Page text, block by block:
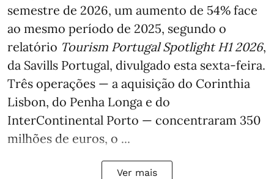
semestre de 2026, um aumento de 54% face
ao mesmo período de 2025, segundo o
relatório Tourism Portugal Spotlight H1 2026,
da Savills Portugal, divulgado esta sexta-feira.
Três operações — a aquisição do Corinthia
Lisbon, do Penha Longa e do
InterContinental Porto — concentraram 350
milhões de euros, o ...
Ver mais